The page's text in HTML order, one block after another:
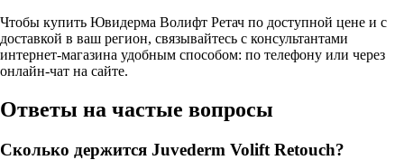
Чтобы купить Ювидерма Волифт Ретач по доступной цене и с
доставкой в ваш регион, связывайтесь с консультантами
интернет-магазина удобным способом: по телефону или через
онлайн-чат на сайте.
Ответы на частые вопросы
Сколько держится Juvederm Volift Retouch?